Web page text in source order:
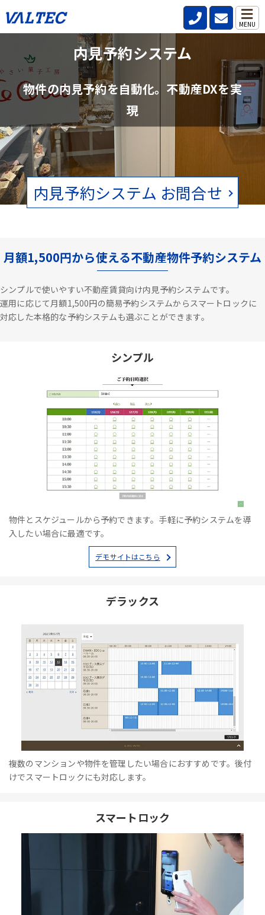
MENU
内見予約システム
物件の内見予約を自動化。不動産DXを実
現
内見予約システム お問合せ
不動産管理会社と仲介会社の内見確認の
手間を削減
賃貸物件の空状況をリアルタイムで確認。電話、FAXの手間をなくし
月額1,500円から使える不動産物件予約システム
シンプルで使いやすい不動産賃貸向け内見予約システムです。
運用に応じて月額1,500円の簡易予約システムからスマートロックに
対応した本格的な予約システムも選ぶことができます。
シンプル
物件とスケジュールから予約できます。手軽に予約システムを導
入したい場合に最適です。
デモサイトはこちら
デラックス
複数のマンションや物件を管理したい場合におすすめです。後付
けでスマートロックにも対応します。
スマートロック